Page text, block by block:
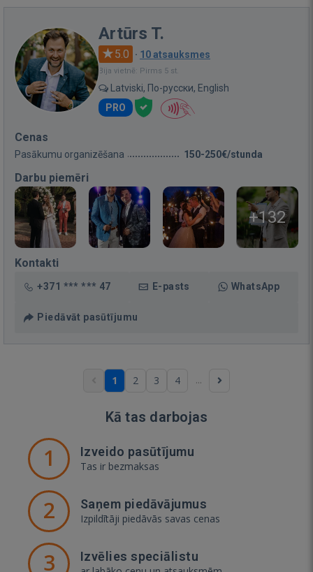
Artūrs T.
5.0 · 10 atsauksmes
Bija vietnē: Pirms 5 st.
Latviski, По-русски, English
PRO
Cenas
Pasākumu organizēšana 150-250€/stunda
Darbu piemēri
+132
Kontakti
+371 *** *** 47 E-pasts WhatsApp
Piedāvāt pasūtījumu
1 2 3 4 ...
Kā tas darbojas
1 Izveido pasūtījumu
Tas ir bezmaksas
2 Saņem piedāvājumus
Izpildītāji piedāvās savas cenas
3 Izvēlies speciālistu